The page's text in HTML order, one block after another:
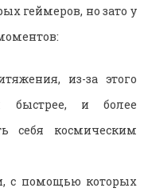
геймеров, но зато у
из-за этого
быстрее, и более
себя космическим
с помощью которых